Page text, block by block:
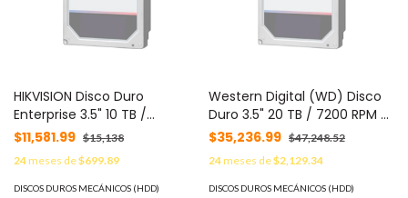
HIKVISION Disco Duro
Enterprise 3.5" 10 TB /
Hikvision / 7200 RPM / SATA /
Alto Rendimiento /
Recomendado para NVRs
HIKVISION MOD:
$11,581.99 $15,138
24meses de$699.89
DISCOS DUROS MECÁNICOS (HDD)
Western Digital (WD) Disco
Duro 3.5" 20 TB / 7200 RPM /
SATA / Alto Rendimiento /
Recomendado para seria
DSAT1000S HK7220AH/20T
$35,236.99 $47,248.52
24meses de$2,129.34
DISCOS DUROS MECÁNICOS (HDD)